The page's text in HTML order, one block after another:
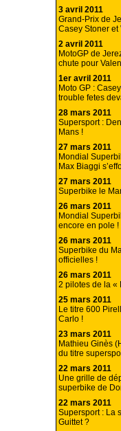
3 avril 2011
Grand-Prix de
Casey Stoner et
2 avril 2011
MotoGP de
chute pour
1er avril 2011
Moto GP :
trouble fetes
28 mars 2011
Supersport :
Mans !
27 mars 2011
Mondial
Max Biaggi
27 mars 2011
Superbike le
26 mars 2011
Mondial
encore en pole !
26 mars 2011
Superbike du
officielles !
26 mars 2011
2 pilotes de la «
25 mars 2011
Le titre 600
Carlo !
23 mars 2011
Mathieu Ginès
du titre
22 mars 2011
Une grille de
superbike de
22 mars 2011
Supersport : La
Guittet ?